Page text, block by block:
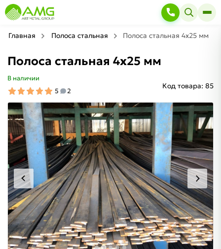
Главная Полоса стальная Полоса стальная 4х25 мм
Полоса стальная 4х25 мм
В наличии
5
2
Код товара: 85